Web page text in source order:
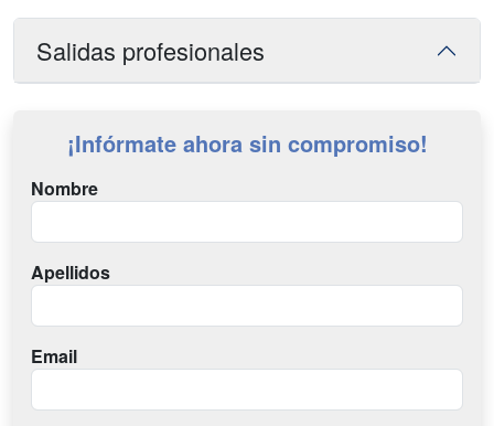
Salidas profesionales
¡Infórmate ahora sin compromiso!
Nombre
Apellidos
Email